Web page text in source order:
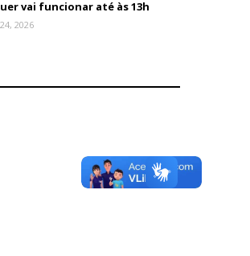
vai funcionar até às 13h
2026